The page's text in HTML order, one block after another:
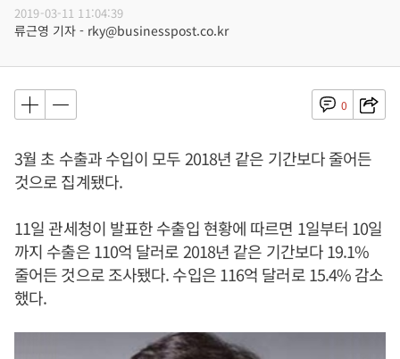
2019-03-11 11:04:39
류근영 기자 - rky@businesspost.co.kr
0
3월 초 수출과 수입이 모두 2018년 같은 기간보다 줄어든
것으로 집계됐다.
11일 관세청이 발표한 수출입 현황에 따르면 1일부터 10일
까지 수출은 110억 달러로 2018년 같은 기간보다 19.1%
줄어든 것으로 조사됐다. 수입은 116억 달러로 15.4% 감소
했다.